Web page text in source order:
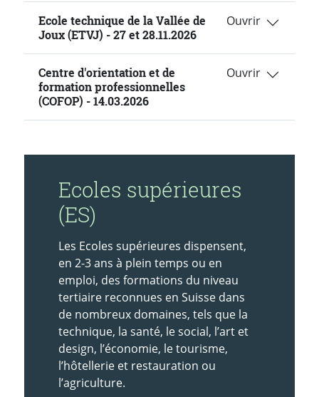
Ecole technique de la Vallée de
Joux (ETVJ) - 27 et 28.11.2026
Centre d'orientation et de
formation professionnelles
(COFOP) - 14.03.2026
Ecoles supérieures
(ES)
Les Ecoles supérieures dispensent,
en 2-3 ans à plein temps ou en
emploi, des formations du niveau
tertiaire reconnues en Suisse dans
de nombreux domaines, tels que la
technique, la santé, le social, l’art et
design, l’économie, le tourisme,
l’hôtellerie et restauration ou
l’agriculture.